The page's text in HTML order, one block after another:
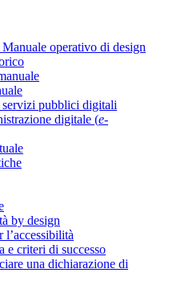
operativo di design
pubblici digitali
digitale (e-
by design
l’accessibilità
e criteri di successo
una dichiarazione di